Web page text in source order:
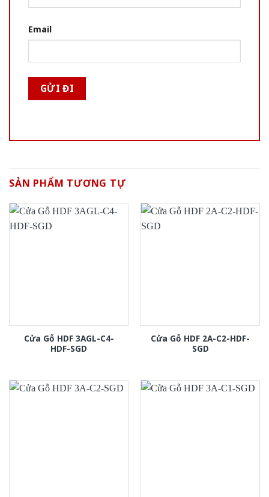
Email
SẢN PHẨM TƯƠNG TỰ
Cửa Gỗ HDF 3AGL-C4-
HDF-SGD
Cửa Gỗ HDF 2A-C2-HDF-
SGD